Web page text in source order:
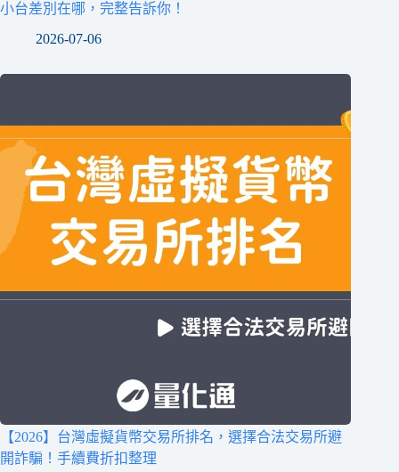
小台差別在哪，完整告訴你！
2026-07-06
【2026】台灣虛擬貨幣交易所排名，選擇合法交易所避
開詐騙！手續費折扣整理